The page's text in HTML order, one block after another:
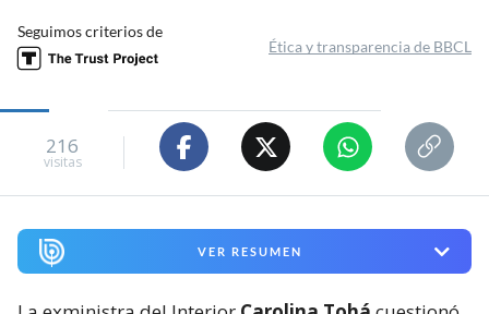
Seguimos criterios de
Ética y transparencia de BBCL
216
visitas
VER RESUMEN